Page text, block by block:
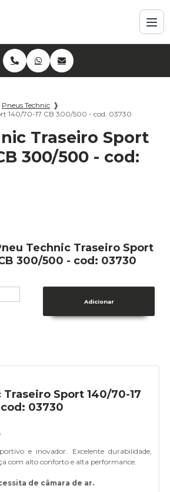
Pneus Technic ❱
140/70-17 CB 300/500 - cod: 03730
Traseiro Sport
300/500 - cod:
Technic Traseiro Sport
300/500 - cod: 03730
Sport 140/70-17
03730
e inovador. Excelente durabilidade,
com alto conforto e alta performance.
de câmara de ar.